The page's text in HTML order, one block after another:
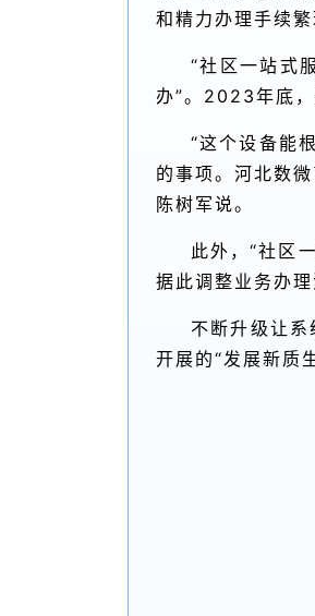
和精力办理手续
“社区一站式
办”。2023年底，
“这个设备能
的事项。河北数
陈树军说。
此外，“社区
据此调整业务办
不断升级让
开展的“发展新质